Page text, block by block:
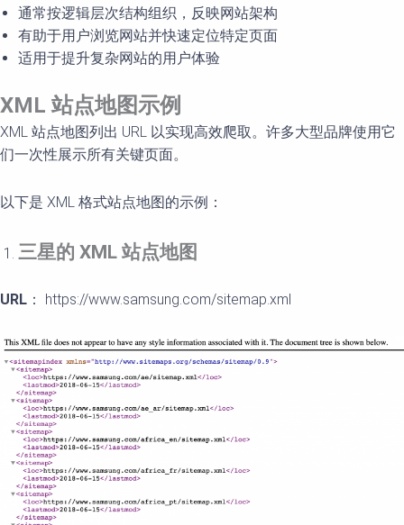
通常按逻辑层次结构组织，反映网站架构
有助于用户浏览网站并快速定位特定页面
适用于提升复杂网站的用户体验
XML站点地图示例
XML 站点地图列出 URL 以实现高效爬取。许多大型品牌使用它
们一次性展示所有关键页面。
以下是 XML 格式站点地图的示例：
三星的 XML 站点地图
URL ： https://www.samsung.com/sitemap.xml